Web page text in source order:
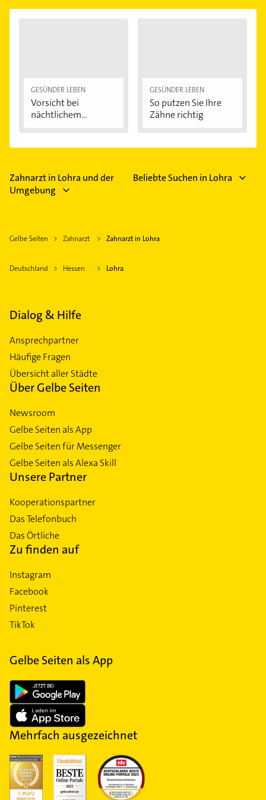
GESÜNDER LEBEN
Vorsicht bei
nächtlichem
GESÜNDER LEBEN
So putzen Sie Ihre
Zähne richtig
Zahnarzt in Lohra und der
Umgebung
Beliebte Suchen in Lohra
Gelbe Seiten Zahnarzt Zahnarzt in Lohra
Deutschland Hessen Lohra
Dialog & Hilfe
Ansprechpartner
Häufige Fragen
Übersicht aller Städte
Über Gelbe Seiten
Newsroom
Gelbe Seiten als App
Gelbe Seiten für Messenger
Gelbe Seiten als Alexa Skill
Unsere Partner
Kooperationspartner
Das Telefonbuch
Das Örtliche
Zu finden auf
Instagram
Facebook
Pinterest
TikTok
Gelbe Seiten als App
Mehrfach ausgezeichnet